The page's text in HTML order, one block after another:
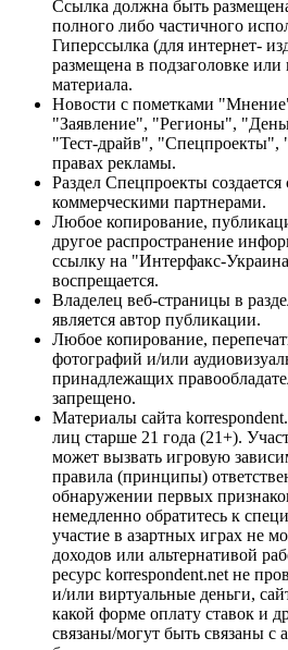
Ссылка должна быть
полного либо частичного
Гиперссылка (для интернет-
размещена в подзаголовке или
материала.
Новости с пометками
"Заявление", "Регионы",
"Тест-драйв",
правах рекламы.
Раздел Спецпроекты создается
коммерческими партнерами.
Любое копирование,
другое распространение
ссылку на "Интерфакс-
воспрещается.
Владелец веб-страницы в
является автор публикации.
Любое копирование,
фотографий и/или
принадлежащих
запрещено.
Материалы сайта
лиц старше 21 года (21+).
может вызвать игровую
правила (принципы)
обнаружении первых
немедленно обратитесь к
участие в азартных играх не
доходов или альтернативой
ресурс korrespondent.net не
и/или виртуальные деньги,
какой форме оплату ставок и
связаны/могут быть связаны с